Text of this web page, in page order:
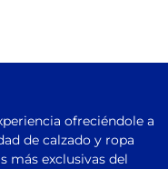
ofreciéndole a
de calzado y ropa
más exclusivas del